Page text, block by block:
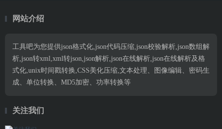
网站介绍
工具吧为您提供json格式化,json代码压缩,json校验解析,json数组解
析,json转xml,xml转json,json解析,json在线解析,json在线解析及格
式化,unix时间戳转换,CSS美化压缩,文本处理、图像编辑、密码生
成、单位转换、MD5加密、功率转换等
关注我们